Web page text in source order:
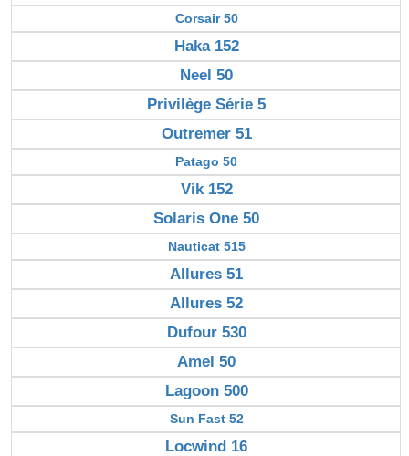
Corsair 50
Haka 152
Neel 50
Privilège Série 5
Outremer 51
Patago 50
Vik 152
Solaris One 50
Nauticat 515
Allures 51
Allures 52
Dufour 530
Amel 50
Lagoon 500
Sun Fast 52
Locwind 16